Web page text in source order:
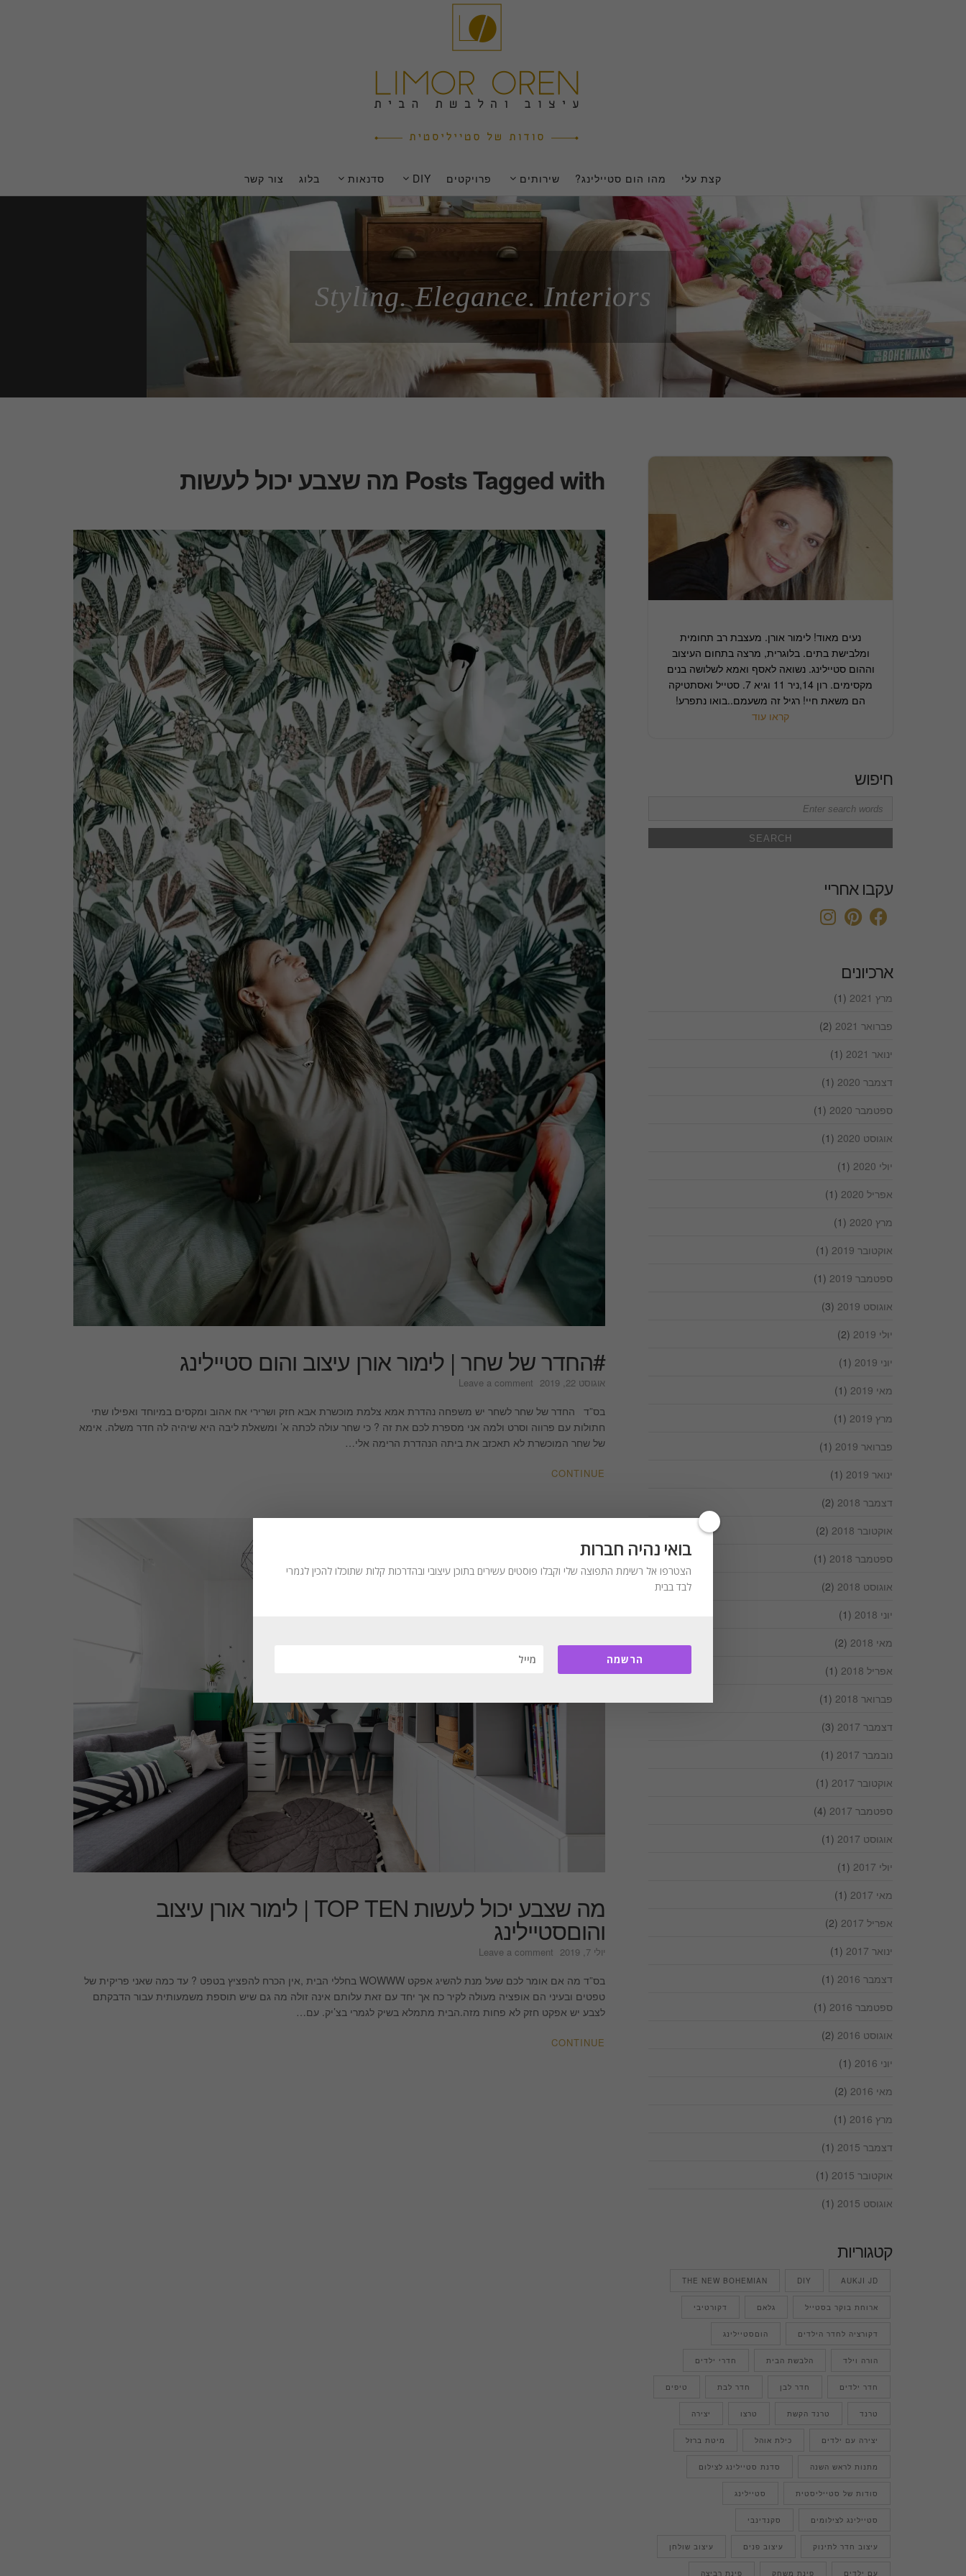
קצת עלי מהו הום סטיילינג? שירותים פרויקטים DIY סדנאות בלוג צור קשר
Styling. Elegance. Interiors
Posts Tagged with מה שצבע יכול לעשות
#החדר של שחר | לימור אורן עיצוב והום סטיילינג
אוגוסט 22, 2019 Leave a comment
של
שחר
|
בס”ד החדר של שחר לשחר יש משפחה נהדרת אמא צלמת מוכשרת אבא חזק ושרירי אח אהוב ומקסים במיוחד ואפילו שתי
חתולות עם פרווה וסרט ולמה אני מספרת לכם את זה ? כי שחר עולה לכתה א’ ומשאלת ליבה היא שיהיה לה חדר משלה. אימא
של שחר המוכשרת לא תאכזב את ביתה הנהדרת הרימה אלי…
CONTINUE
מה שצבע יכול לעשות TOP TEN | לימור אורן עיצוב
והוםסטיילינג
יולי 7, 2019 Leave a comment
שצבע
יכול
לעשות
בס”ד מה אם אומר לכם שעל מנת להשיג אפקט WOWWW בחללי הבית ,אין הכרח להפציץ בטפט ? עד כמה שאני פריקית של
טפטים ובעיני הם אופציה מעולה לקיר כח אך יחד עם זאת עלותם אינה זולה מה גם שיש תוספת משמעותית עבור הדבקתם
לצבע יש אפקט חזק לא פחות מזה.הבית מתמלא בשיק לגמרי בצ’יק. עם…
CONTINUE
נעים מאוד! לימור אורן. מעצבת רב תחומית
ומלבישת בתים. בלוגרית, מרצה בתחום העיצוב
וההום סטיילינג. נשואה לאסף ואמא לשלושה בנים
מקסימים. רון 14,ניר 11 וגיא 7. סטייל ואסתטיקה
הם משאת חיי! רגיל זה משעמם..בואו נתפרע!
קראו עוד
חיפוש
Search
עקבו אחריי
ארכיונים
מרץ 2021
(1)
פברואר 2021
(2)
ינואר 2021
(1)
דצמבר 2020
(1)
ספטמבר 2020
(1)
אוגוסט 2020
(1)
יולי 2020
(1)
אפריל 2020
(1)
מרץ 2020
(1)
אוקטובר 2019
(1)
ספטמבר 2019
(1)
אוגוסט 2019
(3)
יולי 2019
(2)
יוני 2019
(1)
מאי 2019
(1)
מרץ 2019
(1)
פברואר 2019
(1)
ינואר 2019
(1)
דצמבר 2018
(2)
אוקטובר 2018
(2)
ספטמבר 2018
(1)
אוגוסט 2018
(2)
יוני 2018
(1)
מאי 2018
(2)
אפריל 2018
(1)
פברואר 2018
(1)
דצמבר 2017
(3)
נובמבר 2017
(1)
אוקטובר 2017
(1)
ספטמבר 2017
(4)
אוגוסט 2017
(1)
יולי 2017
(1)
מאי 2017
(1)
אפריל 2017
(2)
ינואר 2017
(1)
דצמבר 2016
(1)
ספטמבר 2016
(1)
אוגוסט 2016
(2)
יוני 2016
(1)
מאי 2016
(2)
מרץ 2016
(1)
דצמבר 2015
(1)
אוקטובר 2015
(1)
אוגוסט 2015
(1)
קטגוריות
AUKJI JD
DIY
THE NEW BOHEMIAN
ארוחת בוקר בסטייל גלאם דקורטיבי
דקורציה לחדר הילדים הוםסטיילינג
הורה וילד הלבשת הבית חדרי ילדים
חדר ילדים חדר לבן חדר לבת טיפים
טרנד טרנד הקשת טרצו יצירה
יצירה עם ילדים כילת אוהל מיטת ברזל
מתנות לראש השנה סדנת סטיילינג לצילום
סודות של סטייליסטית סטיילינג
סטיילינג לצילומים סקנדינבי
עיצוב חדר לתינוק עיצוב פנים עיצוב שולחן
עם ילדים פינת משחק פינת רביצה
בואי נהיה חברות
הצטרפו אל רשימת התפוצה שלי וקבלו פוסטים עשירים בתוכן עיצובי ובהדרכות קלות שתוכלו להכין לגמרי
לבד בבית
הרשמה